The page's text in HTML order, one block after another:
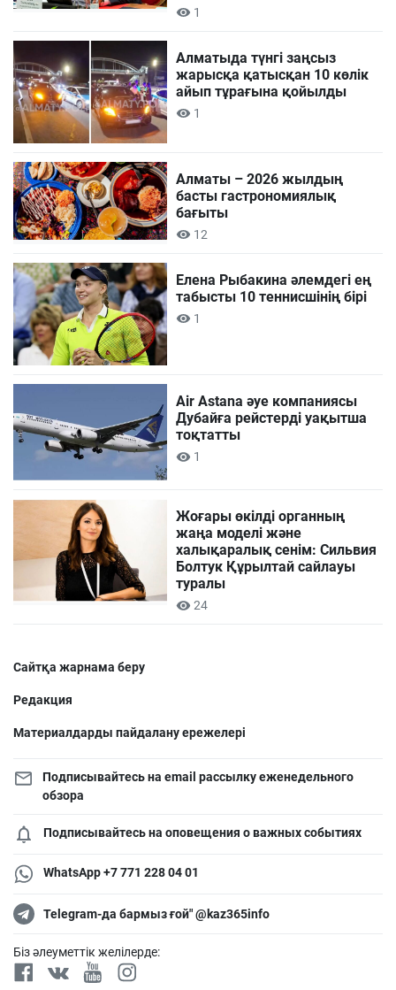
1
Алматыда түнгі заңсыз
жарысқа қатысқан 10 көлік
айып тұрағына қойылды
1
Алматы – 2026 жылдың
басты гастрономиялық
бағыты
12
Елена Рыбакина әлемдегі ең
табысты 10 теннисшінің бірі
1
Air Astana әуе компаниясы
Дубайға рейстерді уақытша
тоқтатты
1
Жоғары өкілді органның
жаңа моделі және
халықаралық сенім: Сильвия
Болтук Құрылтай сайлауы
туралы
24
Сайтқа жарнама беру
Редакция
Материалдарды пайдалану ережелері
Подписывайтесь на email рассылку еженедельного
обзора
Подписывайтесь на оповещения о важных событиях
WhatsApp +7 771 228 04 01
Telegram-да бармыз ғой" @kaz365info
Біз әлеуметтік желілерде: